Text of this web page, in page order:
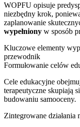
WOPFU opisuje
niezbędny krok,
zaplanowanie
wypełniony w sposób
Kluczowe elementy
przewodnik
Formułowanie celów
Cele edukacyjne
terapeutyczne skupiają
budowaniu samooceny.
Zintegrowane